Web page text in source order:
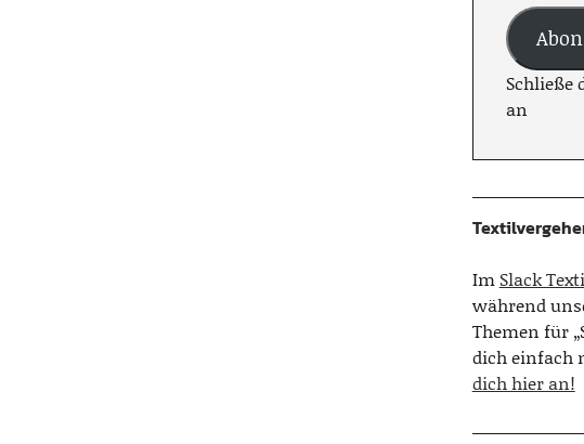
Schließe
an
Im Slack
während
Themen für
dich einfach
dich hier an!